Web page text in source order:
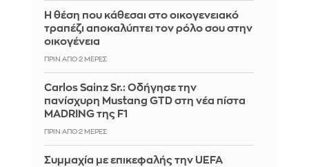
Η θέση που κάθεσαι στο οικογενειακό
τραπέζι αποκαλύπτει τον ρόλο σου στην
οικογένεια
ΠΡΙΝ ΑΠΌ 2 ΜΈΡΕΣ
Carlos Sainz Sr.: Οδήγησε την
πανίσχυρη Mustang GTD στη νέα πίστα
MADRING της F1
ΠΡΙΝ ΑΠΌ 2 ΜΈΡΕΣ
Συμμαχία με επικεφαλής την UEFA